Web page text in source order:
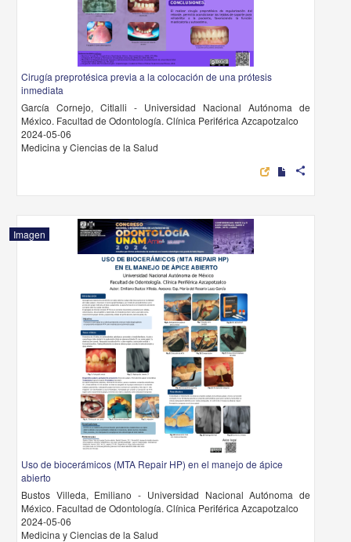
Cirugía preprotésica previa a la colocación de una prótesis
inmediata
García Cornejo, Citlalli - Universidad Nacional Autónoma de
México. Facultad de Odontología. Clínica Periférica Azcapotzalco
2024-05-06
Medicina y Ciencias de la Salud
share
Imagen
Uso de biocerámicos (MTA Repair HP) en el manejo de ápice
abierto
Bustos Villeda, Emiliano - Universidad Nacional Autónoma de
México. Facultad de Odontología. Clínica Periférica Azcapotzalco
2024-05-06
Medicina y Ciencias de la Salud